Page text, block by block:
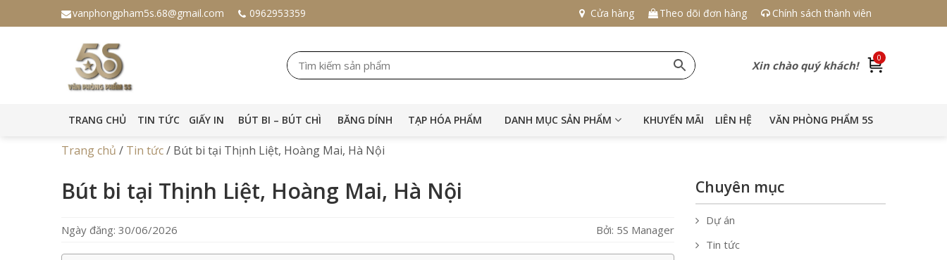
vanphongpham5s.68@gmail.com 0962953359 Cửa hàng Theo dõi đơn hàng Chính sách thành viên
Xin chào quý khách!
0
TRANG CHỦ TIN TỨC GIẤY IN BÚT BI – BÚT CHÌ BĂNG DÍNH TẠP HÓA PHẨM DANH MỤC SẢN PHẨM KHUYẾN MÃI LIÊN HỆ VĂN PHÒNG PHẨM 5S
Trang chủ / Tin tức/ Bút bi tại Thịnh Liệt, Hoàng Mai, Hà Nội
Bút bi tại Thịnh Liệt, Hoàng Mai, Hà Nội
Ngày đăng: 30/06/2026 Bởi: 5S Manager
Chuyên mục
Dự án
Tin tức